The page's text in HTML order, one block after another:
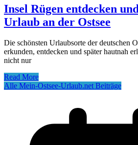
Insel Rügen entdecken
Urlaub an der Ostsee
Die schönsten Urlaubsorte der deutschen
erkunden, entdecken und später hautnah
nicht nur
Read More
Alle Mein-Ostsee-Urlaub.net Beiträge